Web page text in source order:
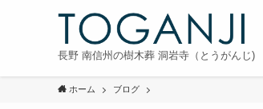
長野 南信州の樹木葬 洞岩寺（とうがんじ)
ホーム ブログ